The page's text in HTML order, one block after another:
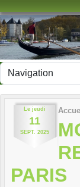
Le jeudi
11
SEPT. 2025
PARIS